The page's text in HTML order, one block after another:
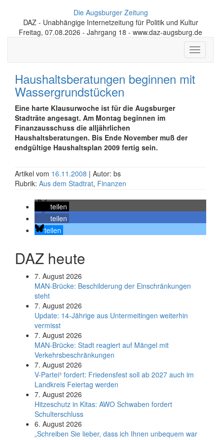
Die Augsburger Zeitung
DAZ - Unabhängige Internetzeitung für Politik und Kultur
Freitag, 07.08.2026 - Jahrgang 18 - www.daz-augsburg.de
Toggle
Haushaltsberatungen beginnen mit
Wassergrundstücken
Eine harte Klausurwoche ist für die Augsburger
Stadträte angesagt. Am Montag beginnen im
Finanzausschuss die alljährlichen
Haushaltsberatungen. Bis Ende November muß der
endgültige Haushaltsplan 2009 fertig sein.
Artikel vom 16.11.2008 | Autor: bs
Rubrik: Aus dem Stadtrat, Finanzen
teilen
teilen
teilen
DAZ heute
7. August 2026
MAN-Brücke: Beschilderung der Einschränkungen
steht
7. August 2026
Update: 14-Jährige aus Untermeitingen weiterhin
vermisst
7. August 2026
MAN-Brücke: Stadt reagiert auf Mängel mit
Verkehrsbeschränkungen
7. August 2026
V-Partei­³ fordert: Friedens­fest soll ab 2027 auch im
Land­kreis Feier­tag werden
7. August 2026
Hitzeschutz in Kitas: AWO Schwaben fordert
Schulterschluss
6. August 2026
„Schreiben Sie lieber, dass ich Ihnen unbequem war